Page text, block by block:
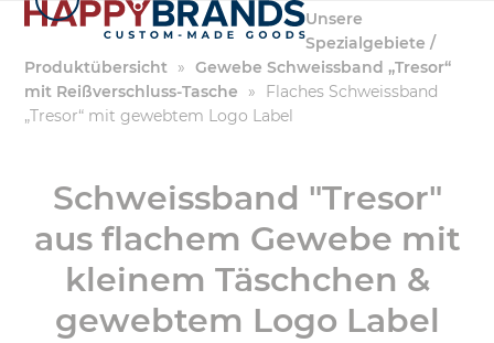
Zum
Inhalt
springen
Unsere
Spezialgebiete /
Produktübersicht » Gewebe Schweissband „Tresor“
mit Reißverschluss-Tasche
»
Flaches Schweissband
„Tresor“ mit gewebtem Logo Label
Schweissband "Tresor"
aus flachem Gewebe mit
kleinem Täschchen &
gewebtem Logo Label